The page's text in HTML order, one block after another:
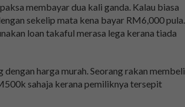
membayar dua kali ganda. Kalau biasa
sekelip mata kena bayar RM6,000 pula.
loan takaful merasa lega kerana tiada
harga murah. Seorang rakan membeli
sahaja kerana pemiliknya tersepit